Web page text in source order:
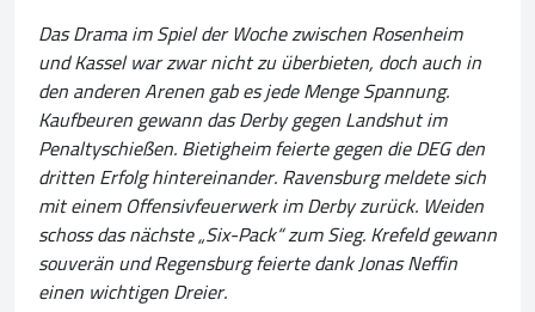
Das Drama im Spiel der Woche zwischen Rosenheim
und Kassel war zwar nicht zu überbieten, doch auch in
den anderen Arenen gab es jede Menge Spannung.
Kaufbeuren gewann das Derby gegen Landshut im
Penaltyschießen. Bietigheim feierte gegen die DEG den
dritten Erfolg hintereinander. Ravensburg meldete sich
mit einem Offensivfeuerwerk im Derby zurück. Weiden
schoss das nächste „Six-Pack“ zum Sieg. Krefeld gewann
souverän und Regensburg feierte dank Jonas Neffin
einen wichtigen Dreier.